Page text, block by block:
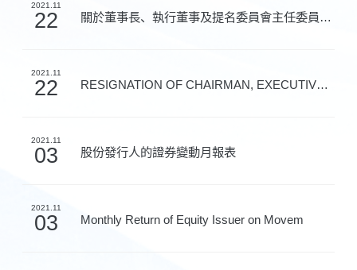
2021.11
22 關於董事長、執行董事及提名委員會主任委員辭任及董事名...
2021.11
22 RESIGNATION OF CHAIRMAN, EXECUTIVE DIREC
2021.11
03 股份發行人的證券變動月報表
2021.11
03 Monthly Return of Equity Issuer on Movem